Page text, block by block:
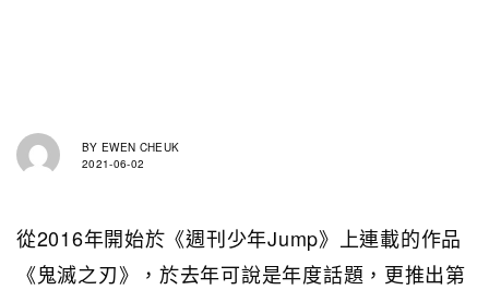
BY EWEN CHEUK
2021-06-02
從2016年開始於《週刊少年Jump》上連載的作品
《鬼滅之刃》，於去年可說是年度話題，更推出第